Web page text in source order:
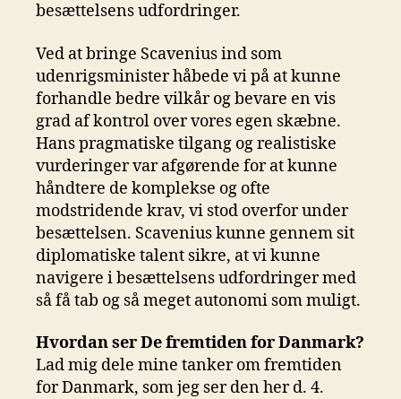
besættelsens udfordringer.
Ved at bringe Scavenius ind som
udenrigsminister håbede vi på at kunne
forhandle bedre vilkår og bevare en vis
grad af kontrol over vores egen skæbne.
Hans pragmatiske tilgang og realistiske
vurderinger var afgørende for at kunne
håndtere de komplekse og ofte
modstridende krav, vi stod overfor under
besættelsen. Scavenius kunne gennem sit
diplomatiske talent sikre, at vi kunne
navigere i besættelsens udfordringer med
så få tab og så meget autonomi som muligt.
Hvordan ser De fremtiden for Danmark?
Lad mig dele mine tanker om fremtiden
for Danmark, som jeg ser den her d. 4.